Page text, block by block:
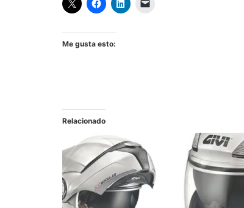
Me gusta esto:
Relacionado